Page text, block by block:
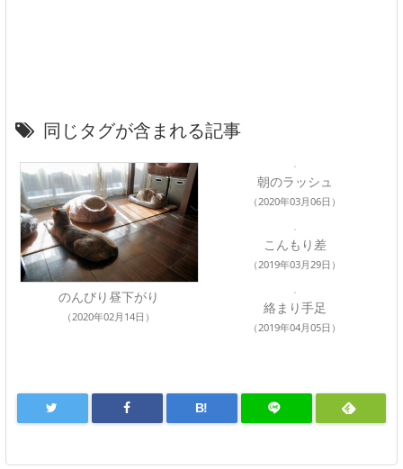
同じタグが含まれる記事
のんびり昼下がり
（2020年02月14日）
朝のラッシュ
（2020年03月06日）
こんもり差
（2019年03月29日）
絡まり手足
（2019年04月05日）
B!